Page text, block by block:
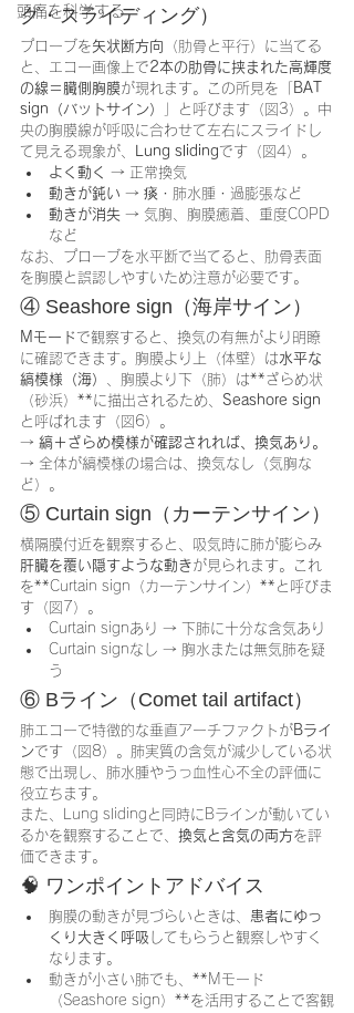
頭痛を科学する
グ・スライディング）
プローブを矢状断方向 （肋骨と平行）に当てる
と、エコー画像上で2本の肋骨に挟まれた高輝度
の線＝臓側胸膜が現れます。この所見を「
BAT
sign（バットサイン）
」と呼びます（図3）。中
央の胸膜線が呼吸に合わせて左右にスライドし
て見える現象が、
Lung slidingです（図4）。
よく動く → 正常換気
動きが鈍い → 痰・肺水腫・過膨張など
動きが消失 → 気胸、胸膜癒着、重度COPD
など
なお、プローブを水平断で当てると、肋骨表面
を胸膜と誤認しやすいため注意が必要です。
④ Seashore sign（海岸サイン）
Mモード で観察すると、換気の有無がより明瞭
に確認できます。胸膜より上（体壁）は水平な
縞模様（海）
、胸膜より下（肺）は**ざらめ状
（砂浜）**に描出されるため、 Seashore sign
と呼ばれます（図6）。
→ 縞＋ざらめ模様が確認されれば、換気あり。
→ 全体が縞模様の場合は、換気なし（気胸な
ど）。
⑤ Curtain sign（カーテンサイン）
横隔膜付近を観察すると、吸気時に肺が膨らみ
肝臓を覆い隠すような動きが見られます。これ
を**Curtain sign（カーテンサイン）**と呼びま
す（図7）。
Curtain signあり → 下肺に十分な含気あり
Curtain signなし → 胸水または無気肺を疑
う
⑥ Bライン（Comet tail artifact）
肺エコーで特徴的な垂直アーチファクトがBライ
ンです（図8）。肺実質の含気が減少している状
態で出現し、肺水腫やうっ血性心不全の評価に
役立ちます。
また、Lung slidingと同時にBラインが動いてい
るかを観察することで、 換気と含気の両方を評
価できます。
🧠 ワンポイントアドバイス
胸膜の動きが見づらいときは、 患者にゆっ
くり大きく呼吸 してもらうと観察しやすく
なります。
動きが小さい肺でも、**Mモード
（Seashore sign）**を活用することで客観